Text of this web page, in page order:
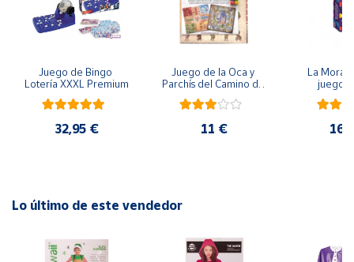
Península
Baleares
Juego de Bingo
Lotería XXXL Premium
32,95 €
Juego de la Oca y
Parchís del Camino de
Santiago
11 €
La
juego
Lo último de este vendedor